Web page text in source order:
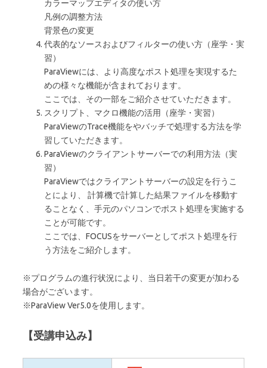
カラーマップエディタの使い方
凡例の調整方法
背景色の変更
代表的なソースおよびフィルターの使い方（座学・実
習）
ParaViewには、より高度なポスト処理を実現するた
めの様々な機能が含まれております。
ここでは、その一部をご紹介させていただきます。
スクリプト、マクロ機能の活用（座学・実習）
ParaViewのTrace機能をやバッチで処理する方法を学
習していただきます。
ParaViewのクライアントサーバーでの利用方法（実
習）
ParaViewではクライアントサーバーの設定を行うこ
とにより、 計算機で計算した結果ファイルを移動す
ることなく、手元のパソコンでポスト処理を実施する
ことが可能です。
ここでは、FOCUSをサーバーとしてポスト処理を行
う方法をご紹介します。
※プログラムの進行状況により、当日若干の変更が加わる
場合がございます。
※ParaView Ver5.0を使用します。
【受講申込み】